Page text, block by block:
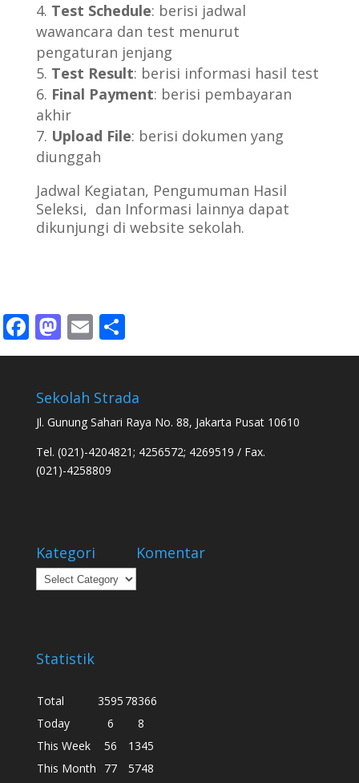
Test Schedule: berisi jadwal
wawancara dan test menurut
pengaturan jenjang
Test Result: berisi informasi hasil test
Final Payment: berisi pembayaran
akhir
Upload File: berisi dokumen yang
diunggah
Jadwal Kegiatan, Pengumuman Hasil
Seleksi, dan Informasi lainnya dapat
dikunjungi di website sekolah.
Facebook
Mastodon
Email
Sekolah Strada
Jl. Gunung Sahari Raya No. 88, Jakarta Pusat 10610
Tel. (021)-4204821; 4256572; 4269519 / Fax.
(021)-4258809
Kategori
Kategori
Komentar
Statistik
Total 3595 78366
Today
6
8
This Week
56
1345
This Month
77 5748